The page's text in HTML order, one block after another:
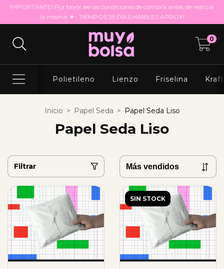
IMPORTANTE! Por favor lee las condiciones de compra antes de realizar
la misma. ♥ - TIEMPOS 25 DÍAS HÁBILES APROX!
0
Polietileno Lienzo Friselina
Inicio > Papel Seda > Papel Seda Liso
Papel Seda Liso
Filtrar
SIN STOCK